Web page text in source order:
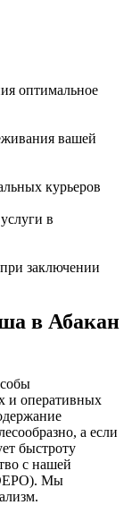
оптимальное
вашей
курьеров
в
заключении
в Абакан
и оперативных
а если
быстроту
с нашей
Мы